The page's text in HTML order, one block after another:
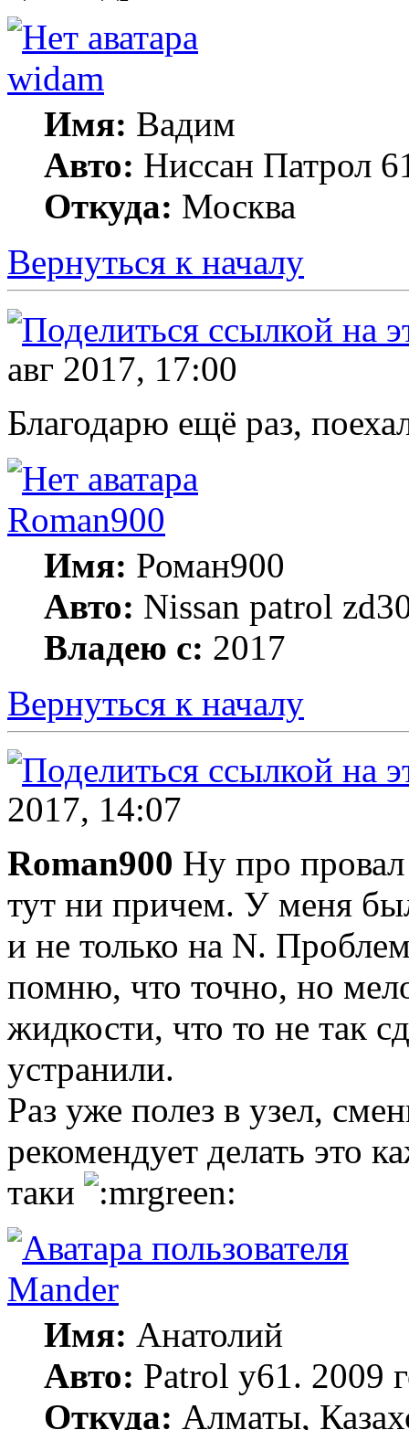
widam
Имя: Вадим
Авто: Ниссан Патрол
Откуда: Москва
Вернуться к началу
авг 2017, 17:00
Благодарю ещё раз,
Roman900
Имя: Роман900
Авто: Nissan patrol
Владею с: 2017
Вернуться к началу
2017, 14:07
Roman900 Ну про провал
тут ни причем. У меня
и не только на N.
помню, что точно, но
жидкости, что то не так
устранили.
Раз уже полез в узел,
рекомендует делать это
таки
Mander
Имя: Анатолий
Авто: Patrol y61.
Откуда: Алматы,